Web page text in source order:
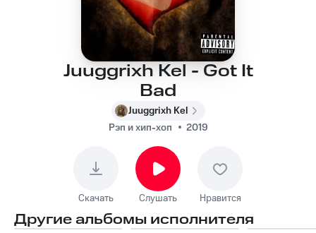
Juuggrixh Kel - Got It
Bad
Juuggrixh Kel
Рэп и хип-хоп
2019
Скачать Слушать Нравится
Другие альбомы исполнителя